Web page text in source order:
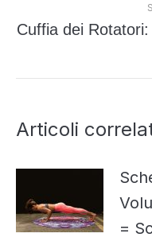
Cuffia dei
Articoli
=